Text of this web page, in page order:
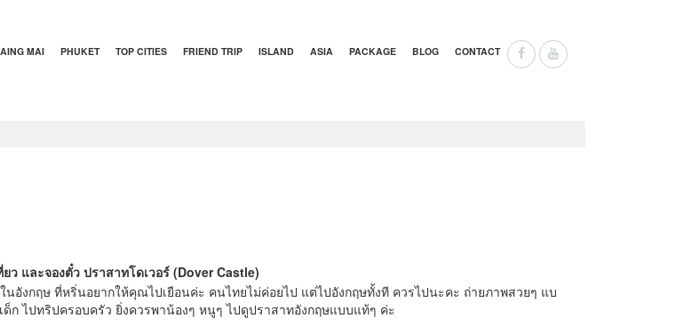
MAI PHUKET TOP CITIES FRIEND TRIP ISLAND ASIA PACKAGE BLOG CONTACT
ว และจองตั๋ว ปราสาทโดเวอร์ (Dover Castle)
นอังกฤษ ที่หริ่นอยากให้คุณไปเยือนค่ะ คนไทยไม่ค่อยไป แต่ไปอังกฤษทั้งที ควรไปนะคะ ถ่ายภาพสวยๆ แบ
ด็ก ไปทริปครอบครัว ยิ่งควรพาน้องๆ หนูๆ ไปดูปราสาทอังกฤษแบบแท้ๆ ค่ะ